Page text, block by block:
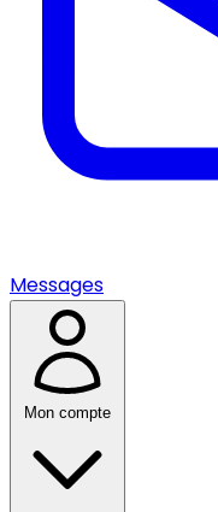
Messages
Mon compte